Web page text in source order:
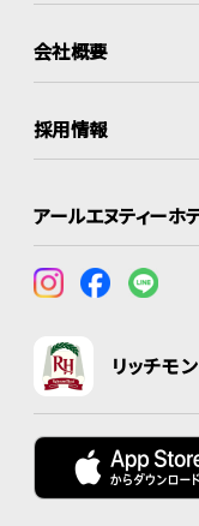
会社概要
採用情報
アールエヌティーホ
リッチモ